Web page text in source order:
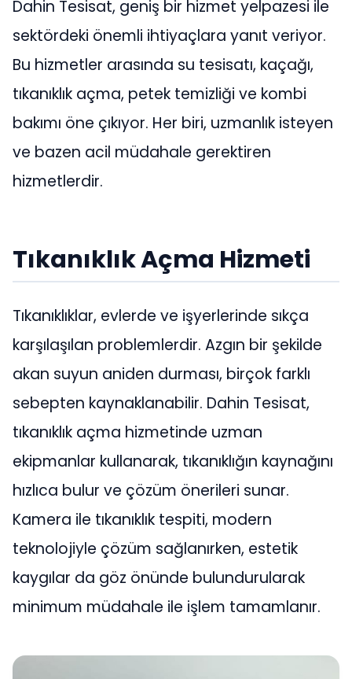
Dahin Tesisat, geniş bir hizmet yelpazesi ile
sektördeki önemli ihtiyaçlara yanıt veriyor.
Bu hizmetler arasında su tesisatı, kaçağı,
tıkanıklık açma, petek temizliği ve kombi
bakımı öne çıkıyor. Her biri, uzmanlık isteyen
ve bazen acil müdahale gerektiren
hizmetlerdir.
Tıkanıklık Açma Hizmeti
Tıkanıklıklar, evlerde ve işyerlerinde sıkça
karşılaşılan problemlerdir. Azgın bir şekilde
akan suyun aniden durması, birçok farklı
sebepten kaynaklanabilir. Dahin Tesisat,
tıkanıklık açma hizmetinde uzman
ekipmanlar kullanarak, tıkanıklığın kaynağını
hızlıca bulur ve çözüm önerileri sunar.
Kamera ile tıkanıklık tespiti, modern
teknolojiyle çözüm sağlanırken, estetik
kaygılar da göz önünde bulundurularak
minimum müdahale ile işlem tamamlanır.